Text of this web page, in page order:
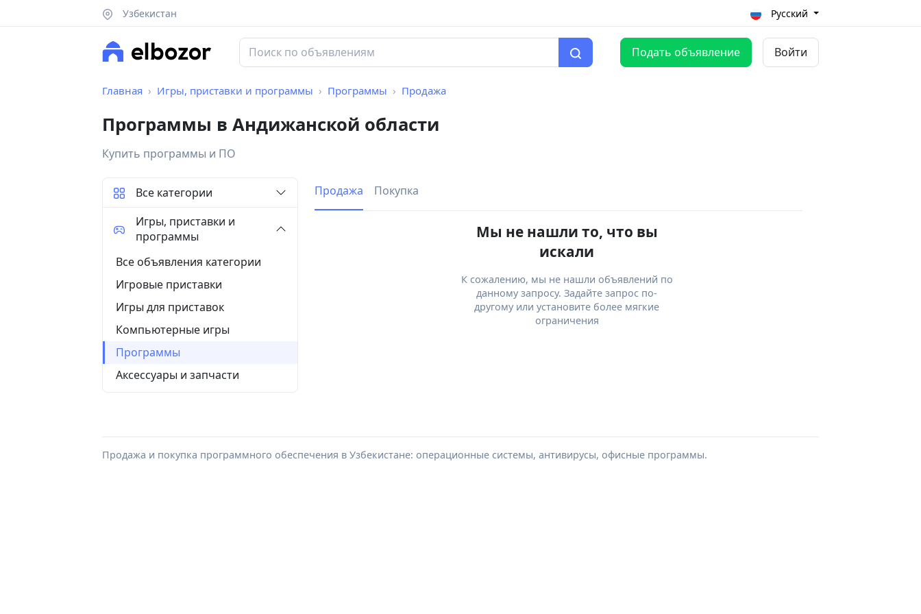
Узбекистан Русский
Подать объявление Войти
Главная Игры, приставки и программы Программы Продажа
Программы в Андижанской области
Купить программы и ПО
Продажа Покупка
Мы не нашли то, что вы
искали
К сожалению, мы не нашли объявлений по
данному запросу. Задайте запрос по-
другому или установите более мягкие
ограничения
Все категории
Игры, приставки и
программы
Все объявления категории
Игровые приставки
Игры для приставок
Компьютерные игры
Программы
Аксессуары и запчасти
Продажа и покупка программного обеспечения в Узбекистане: операционные системы, антивирусы, офисные программы.